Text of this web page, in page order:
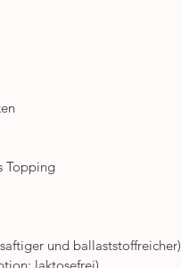
Topping
und ballaststoffreicher)